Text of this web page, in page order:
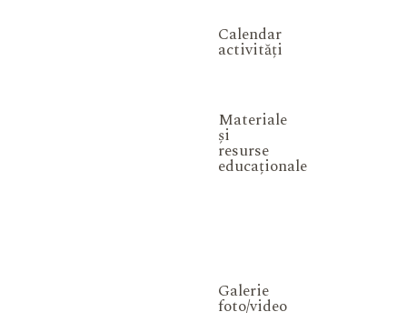
Calendar
activități
Materiale
și
resurse
educaționale
Galerie
foto/video